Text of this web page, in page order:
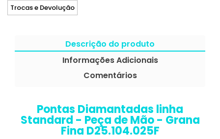
Trocas e Devolução
Descrição do produto
Informações Adicionais
Comentários
Pontas Diamantadas linha
Standard - Peça de Mão - Grana
Fina D25.104.025F